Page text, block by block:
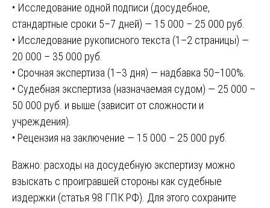
• Исследование одной подписи (досудебное,
стандартные сроки 5–7 дней) — 15 000 – 25 000 руб.
• Исследование рукописного текста (1–2 страницы) —
20 000 – 35 000 руб.
• Срочная экспертиза (1–3 дня) — надбавка 50–100%.
• Судебная экспертиза (назначаемая судом) — 25 000 –
50 000 руб. и выше (зависит от сложности и
учреждения).
• Рецензия на заключение — 15 000 – 25 000 руб.
Важно: расходы на досудебную экспертизу можно
взыскать с проигравшей стороны как судебные
издержки (статья 98 ГПК РФ). Для этого сохраните